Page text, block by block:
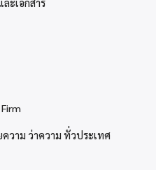
ะเอกสาร
วาม ว่าความ ทั่วประเทศ